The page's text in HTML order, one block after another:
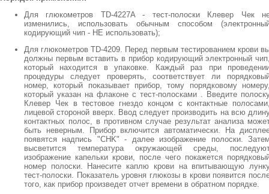
Для глюкометров TD-4227A - тест-полоски Клевер Чек
изменились, использовать обычным способом
кодирующий чип - НЕ использовать);
Для глюкометров TD-4209. Перед первым тестированием крови
должны первым вставить в прибор кодирующий электронный
который находится в упаковке. Каждый раз при
процедуры следует проверять, соответствует ли
номер, который показывает прибор, тому порядковому
который указан на флаконе с тест-полосками . Введите
Клевер Чек в тестовое гнездо концом с контактные
лицевой стороной вверх. Ввод следует производить на всю
контактных полос, в противном случае результат анализа
быть неверным. Прибор включится автоматически. На
появятся надпись "CHK" - далее изображение полоски.
высветится температура окружающей среды,
изображение капельки крови, после чего покажется
номер полоски. Нанесите каплю крови на впитывающую
тест-полоски. Показатель уровня глюкозы в крови появится
того, как прибор произведет отчет времени в обратном порядке.